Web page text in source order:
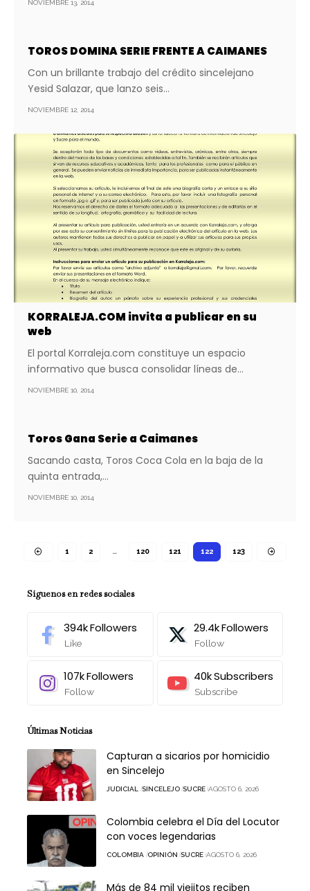
NOVIEMBRE 13, 2014
TOROS DOMINA SERIE FRENTE A CAIMANES
Con un brillante trabajo del crédito sincelejano
Yesid Salazar, que lanzo seis…
NOVIEMBRE 12, 2014
KORRALEJA.COM invita a publicar en su
web
El portal Korraleja.com constituye un espacio
informativo que busca consolidar líneas de…
NOVIEMBRE 10, 2014
Toros Gana Serie a Caimanes
Sacando casta, Toros Coca Cola en la baja de la
quinta entrada,…
NOVIEMBRE 10, 2014
1 2 … 120 121 122 123
Síguenos en redes sociales
394kFollowers
Like
29.4kFollowers
Follow
107kFollowers
Follow
40kSubscribers
Subscribe
Últimas Noticias
Capturan a sicarios por homicidio
en Sincelejo
JUDICIAL SINCELEJO SUCRE AGOSTO 6, 2026
Colombia celebra el Día del Locutor
con voces legendarias
COLOMBIA OPINIÓN SUCRE AGOSTO 6, 2026
Más de 84 mil viejitos reciben